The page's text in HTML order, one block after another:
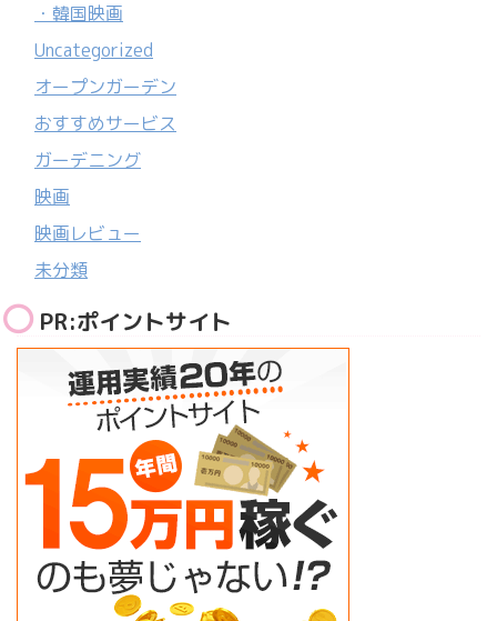
・韓国映画
Uncategorized
オープンガーデン
おすすめサービス
ガーデニング
映画
映画レビュー
未分類
PR:ポイントサイト